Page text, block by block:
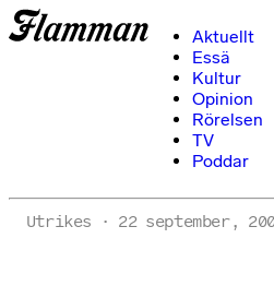
Aktuellt
Essä
Kultur
Opinion
Rörelsen
TV
Poddar
Utrikes 22 september,